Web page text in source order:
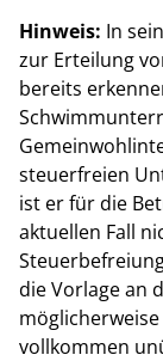
Hinweis: In
zur Erteilung
bereits
steuerfreien
ist er für die
aktuellen Fall
die Vorlage an
vollkommen